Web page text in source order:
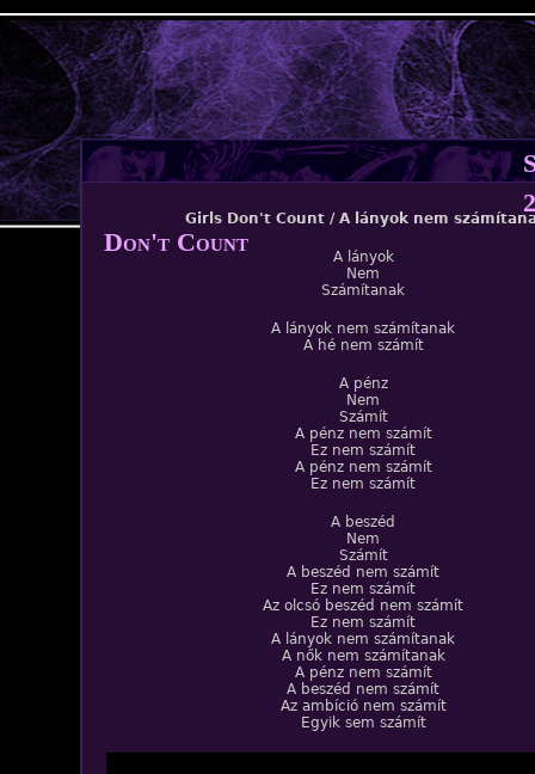
Jump to navigation
Don't Count
Girls Don't Count / A lányok nem
A lányok
Nem
Számítanak
A lányok nem számítanak
A hé nem számít
A pénz
Nem
Számít
A pénz nem számít
Ez nem számít
A pénz nem számít
Ez nem számít
A beszéd
Nem
Számít
A beszéd nem számít
Ez nem számít
Az olcsó beszéd nem számít
Ez nem számít
A lányok nem számítanak
A nők nem számítanak
A pénz nem számít
A beszéd nem számít
Az ambíció nem számít
Egyik sem számít